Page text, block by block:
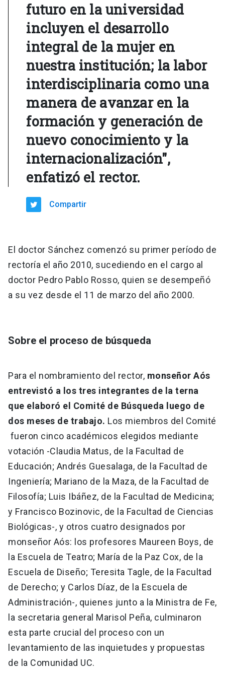
futuro en la universidad
incluyen el desarrollo
integral de la mujer en
nuestra institución; la labor
interdisciplinaria como una
manera de avanzar en la
formación y generación de
nuevo conocimiento y la
internacionalización",
enfatizó el rector.
Compartir
El doctor Sánchez comenzó su primer período de
rectoría el año 2010, sucediendo en el cargo al
doctor Pedro Pablo Rosso, quien se desempeñó
a su vez desde el 11 de marzo del año 2000.
Sobre el proceso de búsqueda
Para el nombramiento del rector, monseñor Aós
entrevistó a los tres integrantes de la terna
que elaboró el Comité de Búsqueda luego de
dos meses de trabajo. Los miembros del Comité
fueron cinco académicos elegidos mediante
votación -Claudia Matus, de la Facultad de
Educación; Andrés Guesalaga, de la Facultad de
Ingeniería; Mariano de la Maza, de la Facultad de
Filosofía; Luis Ibáñez, de la Facultad de Medicina;
y Francisco Bozinovic, de la Facultad de Ciencias
Biológicas-, y otros cuatro designados por
monseñor Aós: los profesores Maureen Boys, de
la Escuela de Teatro; María de la Paz Cox, de la
Escuela de Diseño; Teresita Tagle, de la Facultad
de Derecho; y Carlos Díaz, de la Escuela de
Administración-, quienes junto a la Ministra de Fe,
la secretaria general Marisol Peña, culminaron
esta parte crucial del proceso con un
levantamiento de las inquietudes y propuestas
de la Comunidad UC.